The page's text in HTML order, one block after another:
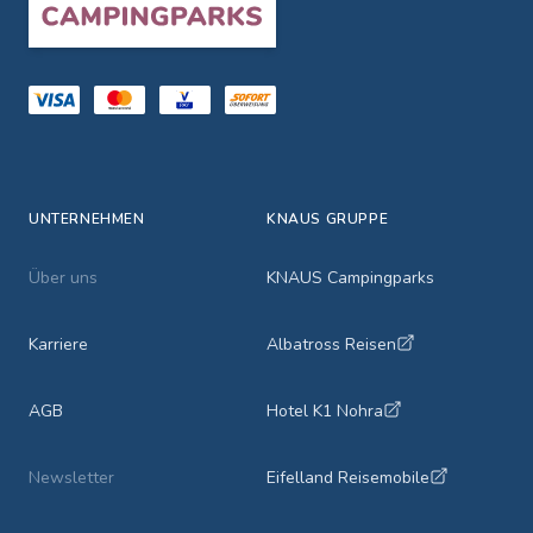
UNTERNEHMEN
Über uns
Karriere
AGB
Newsletter
KNAUS GRUPPE
KNAUS Campingparks
Albatross Reisen
Hotel K1 Nohra
Eifelland Reisemobile